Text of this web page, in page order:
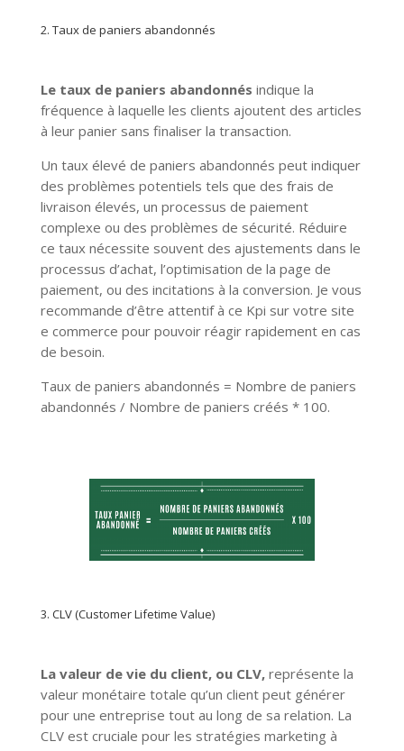
2. Taux de paniers abandonnés
Le taux de paniers abandonnés indique la
fréquence à laquelle les clients ajoutent des articles
à leur panier sans finaliser la transaction.
Un taux élevé de paniers abandonnés peut indiquer
des problèmes potentiels tels que des frais de
livraison élevés, un processus de paiement
complexe ou des problèmes de sécurité. Réduire
ce taux nécessite souvent des ajustements dans le
processus d’achat, l’optimisation de la page de
paiement, ou des incitations à la conversion. Je vous
recommande d’être attentif à ce Kpi sur votre site
e commerce pour pouvoir réagir rapidement en cas
de besoin.
Taux de paniers abandonnés = Nombre de paniers
abandonnés / Nombre de paniers créés * 100.
3. CLV (Customer Lifetime Value)
La valeur de vie du client, ou CLV,représente la
valeur monétaire totale qu’un client peut générer
pour une entreprise tout au long de sa relation. La
CLV est cruciale pour les stratégies marketing à